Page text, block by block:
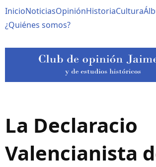
al
contenido
Navegación
principal
InicioNoticiasOpiniónHistoriaCultura
¿Quiénes somos?
La Declaracio
Valencianista